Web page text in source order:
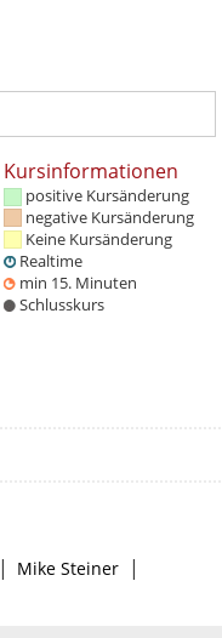
Kursinformationen
positive Kursänderung
negative Kursänderung
Keine Kursänderung
Realtime
min 15. Minuten
Schlusskurs
| Mike Steiner |